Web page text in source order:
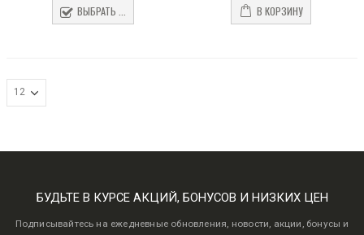
ВЫБРАТЬ ... В КОРЗИНУ
БУДЬТЕ В КУРСЕ АКЦИЙ, БОНУСОВ И НИЗКИХ ЦЕН
Подписывайтесь на ежедневные обновления, новости, акции, бонусы и